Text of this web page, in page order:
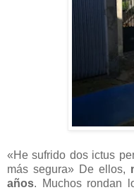
«He sufrido dos ictus
más segura» De ellos,
años. Muchos rondan